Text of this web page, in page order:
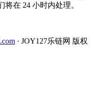
在 24 小时内处理。
· JOY127乐链网 版权